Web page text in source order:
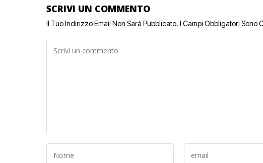
SCRIVI UN COMMENTO
Il Tuo Indirizzo Email Non Sarà Pubblicato. I Campi Obbligatori Sono